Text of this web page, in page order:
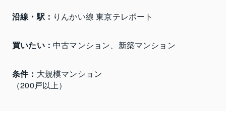
沿線・駅： りんかい線 東京テレポート
買いたい： 中古マンション、新築マンション
条件： 大規模マンション
（200戸以上）